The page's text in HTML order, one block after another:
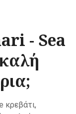
- Sea
κρεβάτι,